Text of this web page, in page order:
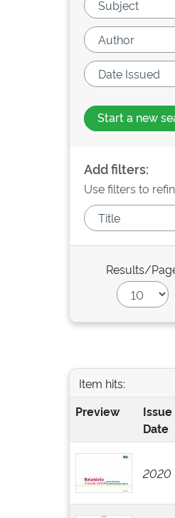
Start a new
Add filters:
Use filters to
Results/
Item hits:
Preview
Issue
Date
2020